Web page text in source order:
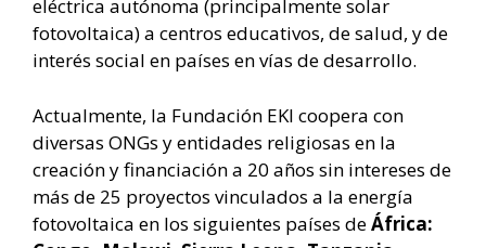
eléctrica autónoma (principalmente solar
fotovoltaica) a centros educativos, de salud, y de
interés social en países en vías de desarrollo.
Actualmente, la Fundación EKI coopera con
diversas ONGs y entidades religiosas en la
creación y financiación a 20 años sin intereses de
más de 25 proyectos vinculados a la energía
fotovoltaica en los siguientes países deÁfrica: